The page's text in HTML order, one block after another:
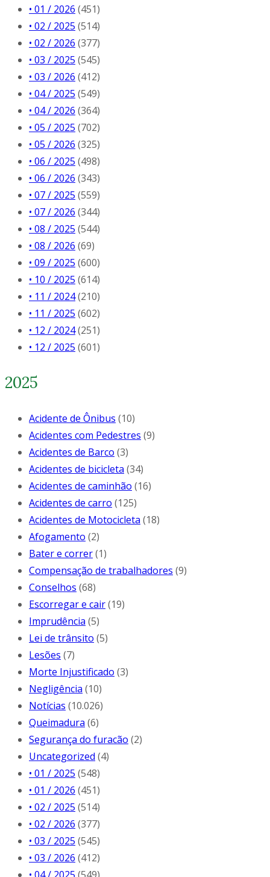
• 01 / 2026 (451)
• 02 / 2025 (514)
• 02 / 2026 (377)
• 03 / 2025 (545)
• 03 / 2026 (412)
• 04 / 2025 (549)
• 04 / 2026 (364)
• 05 / 2025 (702)
• 05 / 2026 (325)
• 06 / 2025 (498)
• 06 / 2026 (343)
• 07 / 2025 (559)
• 07 / 2026 (344)
• 08 / 2025 (544)
• 08 / 2026 (69)
• 09 / 2025 (600)
• 10 / 2025 (614)
• 11 / 2024(210)
• 11 / 2025 (602)
• 12 / 2024(251)
• 12 / 2025 (601)
2025
Acidente de Ônibus (10)
Acidentes com Pedestres (9)
Acidentes de Barco (3)
Acidentes de bicicleta (34)
Acidentes de caminhão (16)
Acidentes de carro (125)
Acidentes de Motocicleta (18)
Afogamento (2)
Bater e correr(1)
Compensação de trabalhadores (9)
Conselhos (68)
Escorregar e cair(19)
Imprudência (5)
Lei de trânsito (5)
Lesões (7)
Morte Injustificado (3)
Negligência (10)
Notícias (10.026)
Queimadura (6)
Segurança do furacão (2)
Uncategorized (4)
• 01 / 2025 (548)
• 01 / 2026 (451)
• 02 / 2025 (514)
• 02 / 2026 (377)
• 03 / 2025 (545)
• 03 / 2026 (412)
• 04 / 2025 (549)